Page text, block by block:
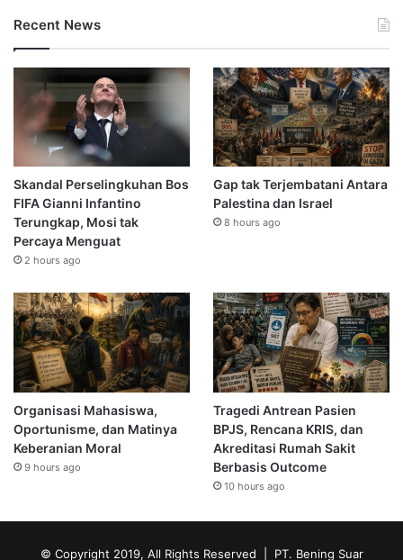
Recent News
Skandal Perselingkuhan Bos
FIFA Gianni Infantino
Terungkap, Mosi tak
Percaya Menguat
2 hours ago
Gap tak Terjembatani Antara
Palestina dan Israel
8 hours ago
Organisasi Mahasiswa,
Oportunisme, dan Matinya
Keberanian Moral
9 hours ago
Tragedi Antrean Pasien
BPJS, Rencana KRIS, dan
Akreditasi Rumah Sakit
Berbasis Outcome
10 hours ago
© Copyright 2019, All Rights Reserved | PT. Bening Suar